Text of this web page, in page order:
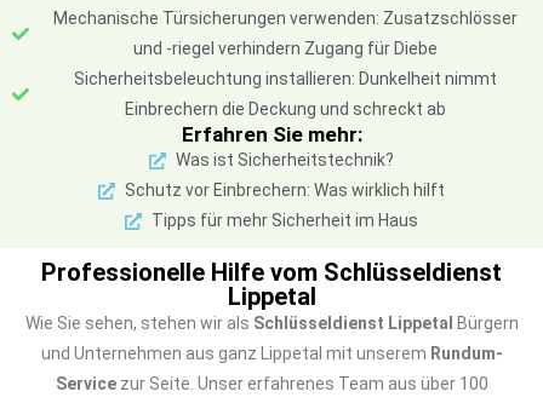
Mechanische Türsicherungen verwenden: Zusatzschlösser
und -riegel verhindern Zugang für Diebe
Sicherheitsbeleuchtung installieren: Dunkelheit nimmt
Einbrechern die Deckung und schreckt ab
Erfahren Sie mehr:
Was ist Sicherheitstechnik?
Schutz vor Einbrechern: Was wirklich hilft
Tipps für mehr Sicherheit im Haus
Professionelle Hilfe vom Schlüsseldienst
Lippetal
Wie Sie sehen, stehen wir als Schlüsseldienst Lippetal
Bürgern
und Unternehmen aus ganz Lippetal mit unserem Rundum-
Servicezur Seite. Unser erfahrenes Team aus über 100